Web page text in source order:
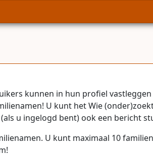
kunnen in hun profiel
U kunt het Wie
u ingelogd bent) ook een bericht
U kunt maximaal 10